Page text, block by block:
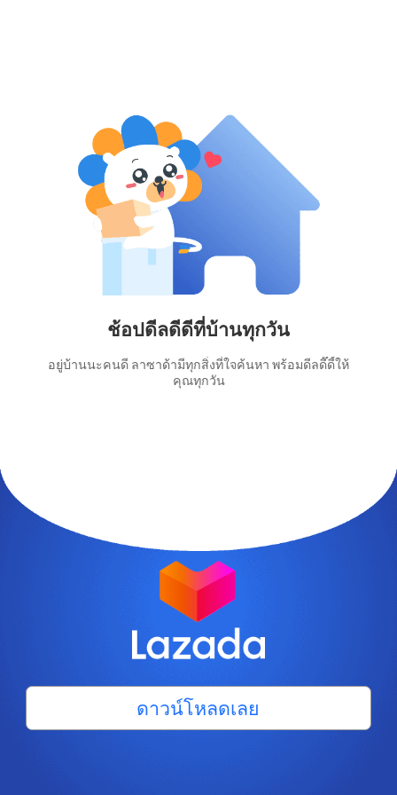
ช้อปดีลดีดีที่บ้านทุกวัน
อยู่บ้านนะคนดี ลาซาด้ามีทุกสิ่งที่ใจค้นหา พร้อมดีลดี๊ดี้ให้
คุณทุกวัน
ดาวน์โหลดเลย